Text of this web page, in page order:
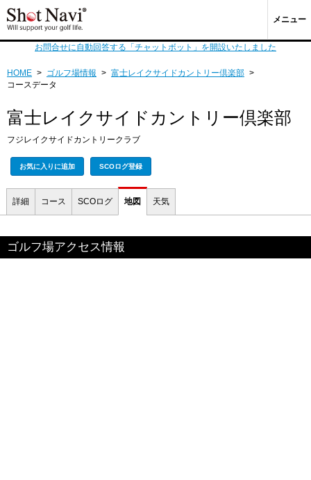
メニュー
お問合せに自動回答する「チャットボット」を開設いたしました
HOME > ゴルフ場情報 > 富士レイクサイドカントリー倶楽部 >
コースデータ
富士レイクサイドカントリー倶楽部
フジレイクサイドカントリークラブ
お気に入りに追加 SCOログ登録
詳細 コース SCOログ 地図 天気
ゴルフ場アクセス情報